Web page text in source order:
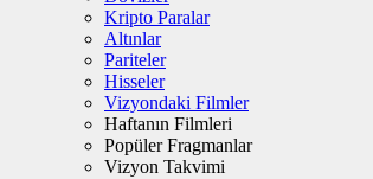
Kripto Paralar
Altınlar
Pariteler
Hisseler
Vizyondaki Filmler
Haftanın Filmleri
Popüler Fragmanlar
Vizyon Takvimi